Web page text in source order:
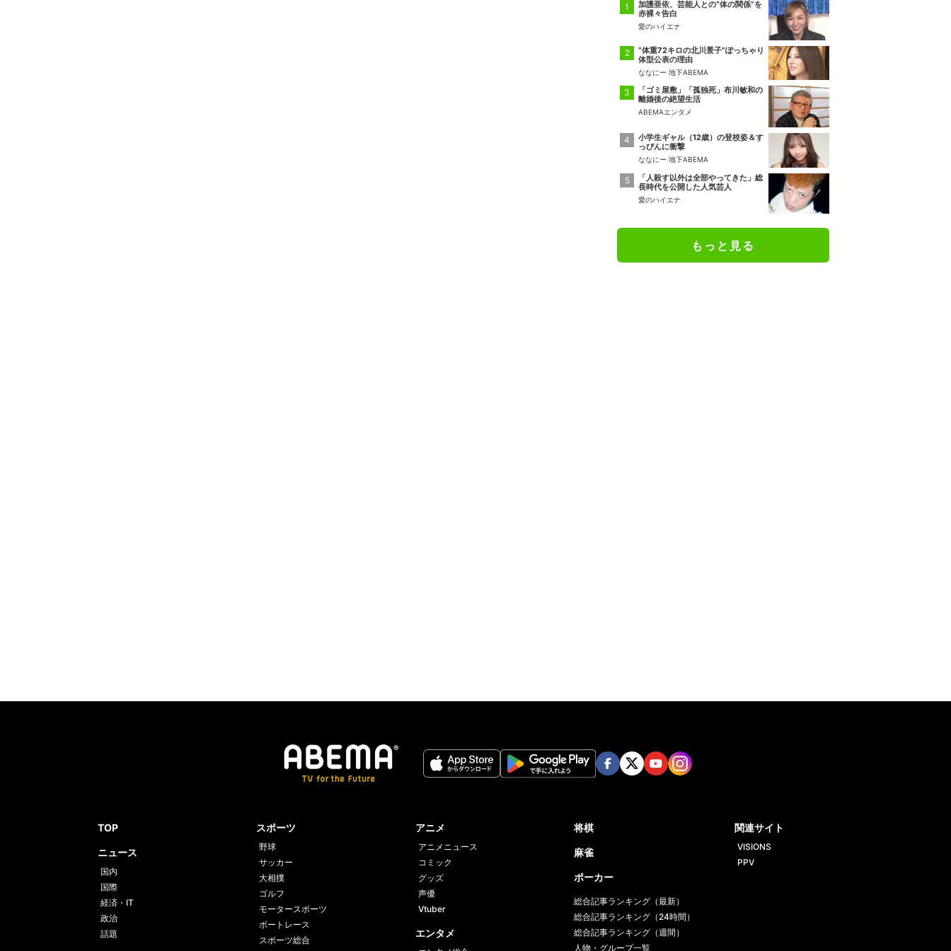
加護亜依、芸能人との“体の関係”を
赤裸々告白
愛のハイエナ
“体重72キロの北川景子”ぽっちゃり
体型公表の理由
ななにー 地下ABEMA
「ゴミ屋敷」「孤独死」布川敏和の
離婚後の絶望生活
ABEMAエンタメ
小学生ギャル（12歳）の登校姿＆す
っぴんに衝撃
ななにー 地下ABEMA
「人殺す以外は全部やってきた」総
長時代を公開した人気芸人
愛のハイエナ
もっと見る
TOP
ニュース
国内
国際
経済・IT
政治
話題
スポーツ
野球
サッカー
大相撲
ゴルフ
モータースポーツ
ボートレース
スポーツ総合
アニメ
アニメニュース
コミック
グッズ
声優
Vtuber
エンタメ
将棋
麻雀
ポーカー
総合記事ランキング（最新）
総合記事ランキング（24時間）
総合記事ランキング（週間）
人物・グループ一覧
関連サイト
VISIONS
PPV